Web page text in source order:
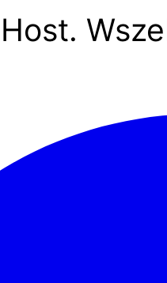
Host.